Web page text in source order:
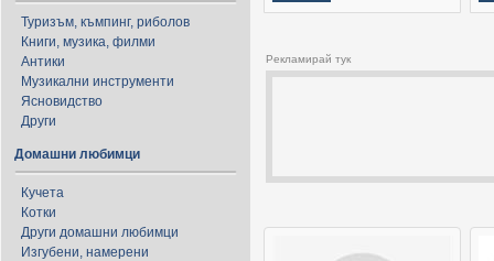
Туризъм, къмпинг, риболов
Книги, музика, филми
Антики
Музикални инструменти
Ясновидство
Други
Домашни любимци
Кучета
Котки
Други домашни любимци
Изгубени, намерени
Рекламирай тук